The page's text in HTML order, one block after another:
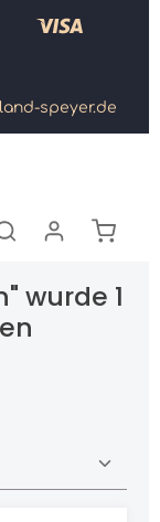
speyer.de
wurde 1